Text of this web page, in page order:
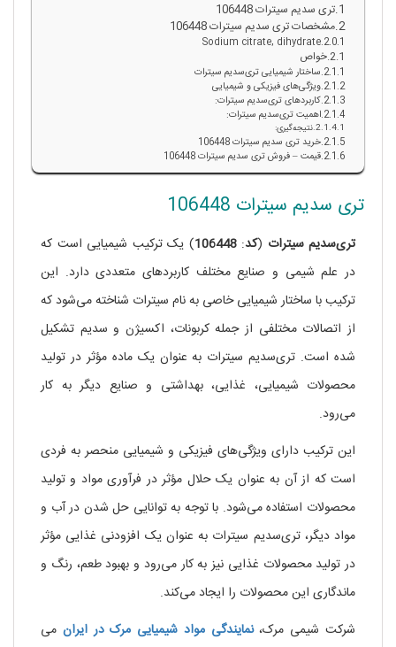
تری سدیم سیترات 106448
مشخصات تری سدیم سیترات 106448
Sodium citrate, dihydrate
خواص
ساختار شیمیایی تری‌سدیم سیترات
ویژگی‌های فیزیکی و شیمیایی
کاربردهای تری‌سدیم سیترات:
اهمیت تری‌سدیم سیترات:
نتیجه‌گیری:
خرید تری سدیم سیترات 106448
قیمت – فروش تری سدیم سیترات 106448
تری سدیم سیترات 106448
تری‌سدیم سیترات (کد:
106448) یک ترکیب شیمیایی است که
در علم شیمی و صنایع مختلف کاربردهای متعددی دارد. این
ترکیب با ساختار شیمیایی خاصی به نام سیترات شناخته می‌شود که
از اتصالات مختلفی از جمله کربونات، اکسیژن و سدیم تشکیل
شده است. تری‌سدیم سیترات به عنوان یک ماده مؤثر در تولید
محصولات شیمیایی، غذایی، بهداشتی و صنایع دیگر به کار
می‌رود.
این ترکیب دارای ویژگی‌های فیزیکی و شیمیایی منحصر به فردی
است که از آن به عنوان یک حلال مؤثر در فرآوری مواد و تولید
محصولات استفاده می‌شود. با توجه به توانایی حل شدن در آب و
مواد دیگر، تری‌سدیم سیترات به عنوان یک افزودنی غذایی مؤثر
در تولید محصولات غذایی نیز به کار می‌رود و بهبود طعم، رنگ و
ماندگاری این محصولات را ایجاد می‌کند.
شرکت شیمی مرک،نمایندگی مواد شیمیایی مرک در ایران می